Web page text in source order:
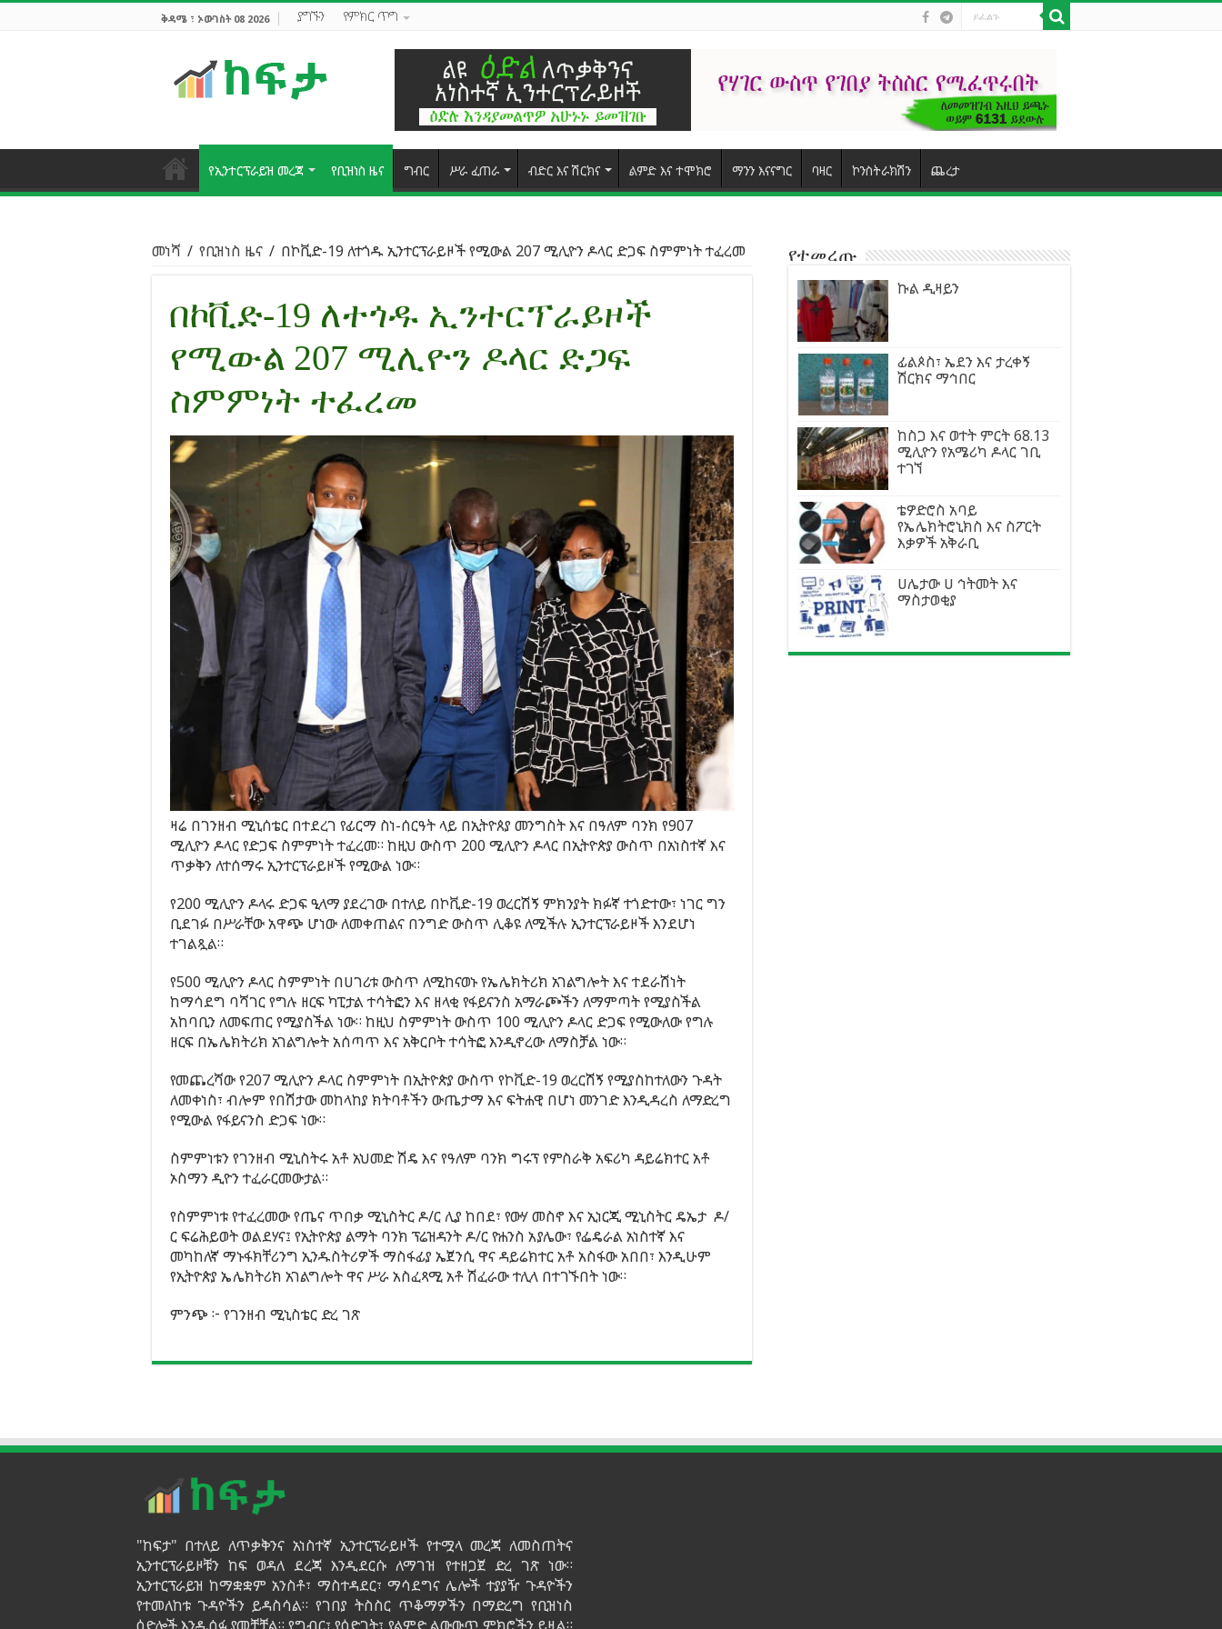
ቅዳሜ ፣ ኦውገስት 08 2026 ያግኙን የምክር ጥግ
የኢንተርፕራይዝ መረጃ የቢዝነስ ዜና ግብር ሥራ ፈጠራ ብድር እና ሽርክና ልምድ እና ተሞክሮ ማንን እናናግር ባዛር ኮንስትራክሽን ጨረታ
መነሻ / የቢዝነስ ዜና / በኮቪድ-19 ለተጎዱ ኢንተርፕራይዞች የሚውል 207 ሚሊዮን ዶላር ድጋፍ ስምምነት ተፈረመ
በኮቪድ-19 ለተጎዱ ኢንተርፕራይዞች
የሚውል 207 ሚሊዮን ዶላር ድጋፍ
ስምምነት ተፈረመ
ዛሬ በገንዘብ ሚኒሰቴር በተደረገ የፊርማ ስነ-ሰርዓት ላይ በኢትዮጰያ መንግስት እና በዓለም ባንክ የ907
ሚሊዮን ዶላር የድጋፍ ስምምነት ተፈረመ። ከዚህ ውስጥ 200 ሚሊዮን ዶላር በኢትዮጵያ ውስጥ በአነስተኛ እና
ጥቃቅን ለተሰማሩ ኢንተርፕራይዞች የሚውል ነው።
የ200 ሚሊዮን ዶላሩ ድጋፍ ዒላማ ያደረገው በተለይ በኮቪድ-19 ወረርሽኝ ምክንያት ክፉኛ ተጎድተው፣ ነገር ግን
ቢደገፉ በሥራቸው አዋጭ ሆነው ለመቀጠልና በንግድ ውስጥ ሊቆዩ ለሚችሉ ኢንተርፕራይዞች እንደሆነ
ተገልጿል።
የ500 ሚሊዮን ዶላር ስምምነት በሀገሪቱ ውስጥ ለሚከናወኑ የኤሌክትሪክ አገልግሎት እና ተደራሽነት
ከማሳደግ ባሻገር የግሉ ዘርፍ ካፒታል ተሳትፎን እና ዘላቂ የፋይናንስ አማራጮችን ለማምጣት የሚያስችል
አከባቢን ለመፍጠር የሚያስችል ነው። ከዚህ ስምምነት ውስጥ 100 ሚሊዮን ዶላር ድጋፍ የሚውለው የግሉ
ዘርፍ በኤሌክትሪክ አገልግሎት አሰጣጥ እና አቅርቦት ተሳትፎ እንዲኖረው ለማስቻል ነው።
የመጨረሻው የ207 ሚሊዮን ዶላር ስምምነት በኢትዮጵያ ውስጥ የኮቪድ-19 ወረርሽኝ የሚያስከተለውን ጉዳት
ለመቀነስ፣ ብሎም የበሽታው መከላከያ ክትባቶችን ውጤታማ እና ፍትሐዊ በሆነ መንገድ እንዲዳረስ ለማድረግ
የሚውል የፋይናንስ ድጋፍ ነው።
ስምምነቱን የገንዘብ ሚኒስትሩ አቶ አህመድ ሽዴ እና የዓለም ባንክ ግሩፕ የምስራቅ አፍሪካ ዳይሬክተር አቶ
ኦስማን ዲዮን ተፈራርመውታል።
የስምምነቱ የተፈረመው የጤና ጥበቃ ሚኒስትር ዶ/ር ሊያ ከበደ፣ የውሃ መስኖ እና ኢነርጂ ሚኒስትር ዴኤታ ዶ/
ር ፍሬሕይወት ወልደሃና፤ የኢትዮጵያ ልማት ባንክ ፕሬዝዳንት ዶ/ር ዮሐንስ አያሌው፣ የፌዴራል አነስተኛ እና
መካከለኛ ማኑፋክቸሪንግ ኢንዱስትሪዎች ማስፋፊያ ኤጀንሲ ዋና ዳይሬክተር አቶ አስፋው አበበ፣ እንዲሁም
የኢትዮጵያ ኤሌክትሪክ አገልግሎት ዋና ሥራ አስፈጻሚ አቶ ሽፈራው ተሊላ በተገኙበት ነው።
ምንጭ ፦ የገንዘብ ሚኒስቴር ድረ ገጽ
የተመረጡ
ኩል ዲዛይን
ፊልጶስ፣ ኤደን እና ታረቀኝ
ሽርክና ማኅበር
ከስጋ እና ወተት ምርት 68.13
ሚሊዮን የአሜሪካ ዶላር ገቢ
ተገኘ
ቴዎድሮስ አባይ
የኤሌክትሮኒክስ እና ስፖርት
እቃዎች አቅራቢ
ሀሌታው ሀ ኅትመት እና
ማስታወቂያ
"ከፍታ" በተለይ ለጥቃቅንና አነስተኛ ኢንተርፕራይዞች የተሟላ መረጃ ለመስጠትና
ኢንተርፕራይዞቹን ከፍ ወዳለ ደረጃ እንዲደርሱ ለማገዝ የተዘጋጀ ድረ ገጽ ነው።
ኢንተርፕራይዝ ከማቋቋም አንስቶ፣ ማስተዳደር፣ ማሳደግና ሌሎች ተያያዥ ጉዳዮችን
የተመለከቱ ጉዳዮችን ይዳስሳል። የገበያ ትስስር ጥቆማዎችን በማድረግ የቢዝነስ
ዕድሎች እንዲሰፉ ያመቻቻል። የግብር፣ የዕድገት፣ የልምድ ልውውጥ ምክሮችን ይዟል።